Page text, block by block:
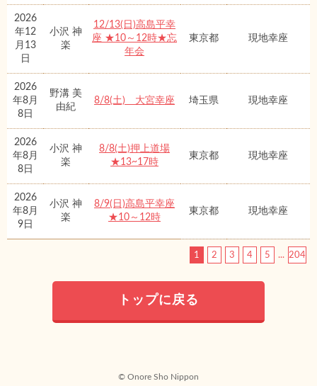
2026
年12
月13
日
小沢 神
楽
12/13(日)高島平幸
座 ★10～12時★忘
年会
東京都 現地幸座
2026
年8月
8日
野溝 美
由紀
8/8(土) 大宮幸座 埼玉県 現地幸座
2026
年8月
8日
小沢 神
楽
8/8(土)押上道場
★13~17時
東京都 現地幸座
2026
年8月
9日
小沢 神
楽
8/9(日)高島平幸座
★10～12時
東京都 現地幸座
1 2 3 4 5 ... 204
トップに戻る
© Onore Sho Nippon